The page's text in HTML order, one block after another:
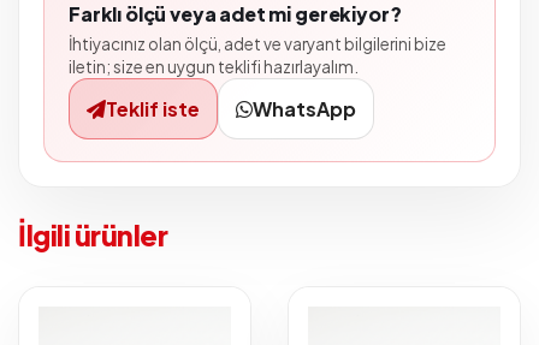
Farklı ölçü veya adet mi gerekiyor?
İhtiyacınız olan ölçü, adet ve varyant bilgilerini bize
iletin; size en uygun teklifi hazırlayalım.
Teklif iste WhatsApp
İlgili ürünler